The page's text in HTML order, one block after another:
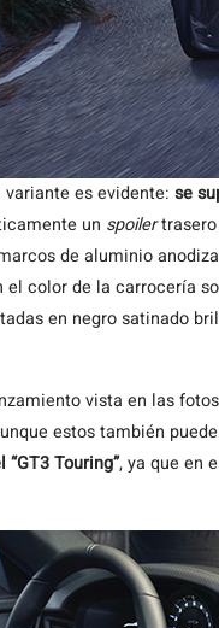
es evidente: se
un spoilertrasero
de aluminio
color de la carrocería
en negro satinado
vista en las
estos también
Touring”, ya que en